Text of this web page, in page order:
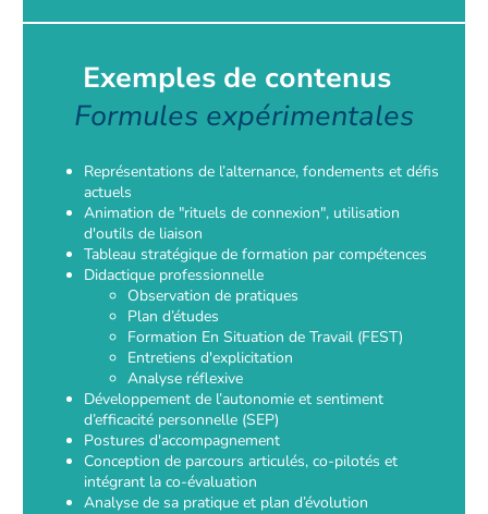
Exemples de contenus
Formules expérimentales
Représentations de l’alternance, fondements et défis
actuels
Animation de "rituels de connexion", utilisation
d'outils de liaison
Tableau stratégique de formation par compétences
Didactique professionnelle
Observation de pratiques
Plan d’études
Formation En Situation de Travail (FEST)
Entretiens d'explicitation
Analyse réflexive
Développement de l’autonomie et sentiment
d’efficacité personnelle (SEP)
Postures d'accompagnement
Conception de parcours articulés, co-pilotés et
intégrant la co-évaluation
Analyse de sa pratique et plan d’évolution